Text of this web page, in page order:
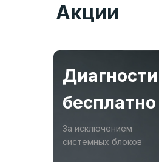
Акции
бесплатно
За исключением
системных блоков